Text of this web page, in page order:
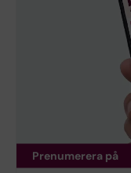
Prenumerera på